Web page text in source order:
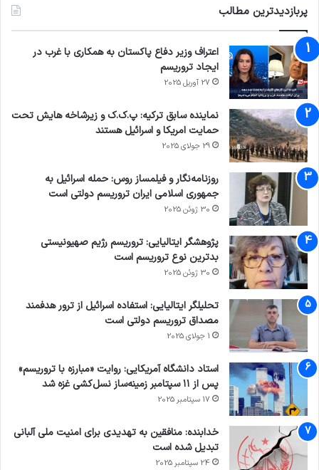
پربازدیدترین مطالب
اعتراف وزیر دفاع پاکستان به همکاری با غرب در
ایجاد تروریسم
27 آوریل 2025
نماینده سابق ترکیه: پ.ک.ک و زیرشاخه هایش تحت
حمایت امریکا و اسرائیل هستند
29 جولای 2025
روزنامه‌نگار و فیلمساز روس: حمله اسرائیل به
جمهوری اسلامی ایران تروریسم دولتی است
30 ژوئن 2025
پژوهشگر ایتالیایی: تروریسم رژیم صهیونیستی
بدترین نوع تروریسم است
30 ژوئن 2025
تحلیلگر ایتالیایی: استفاده اسرائیل از ترور هدفمند
مصداق تروریسم دولتی است
1 جولای 2025
استاد دانشگاه آمریکایی: روایت «مبارزه با تروریسم»
پس از ۱۱ سپتامبر زمینه‌ساز نسل‌کشی غزه شد
17 سپتامبر 2025
خدابنده: منافقین به تهدیدی برای امنیت ملی آلبانی
تبدیل شده است
24 سپتامبر 2025